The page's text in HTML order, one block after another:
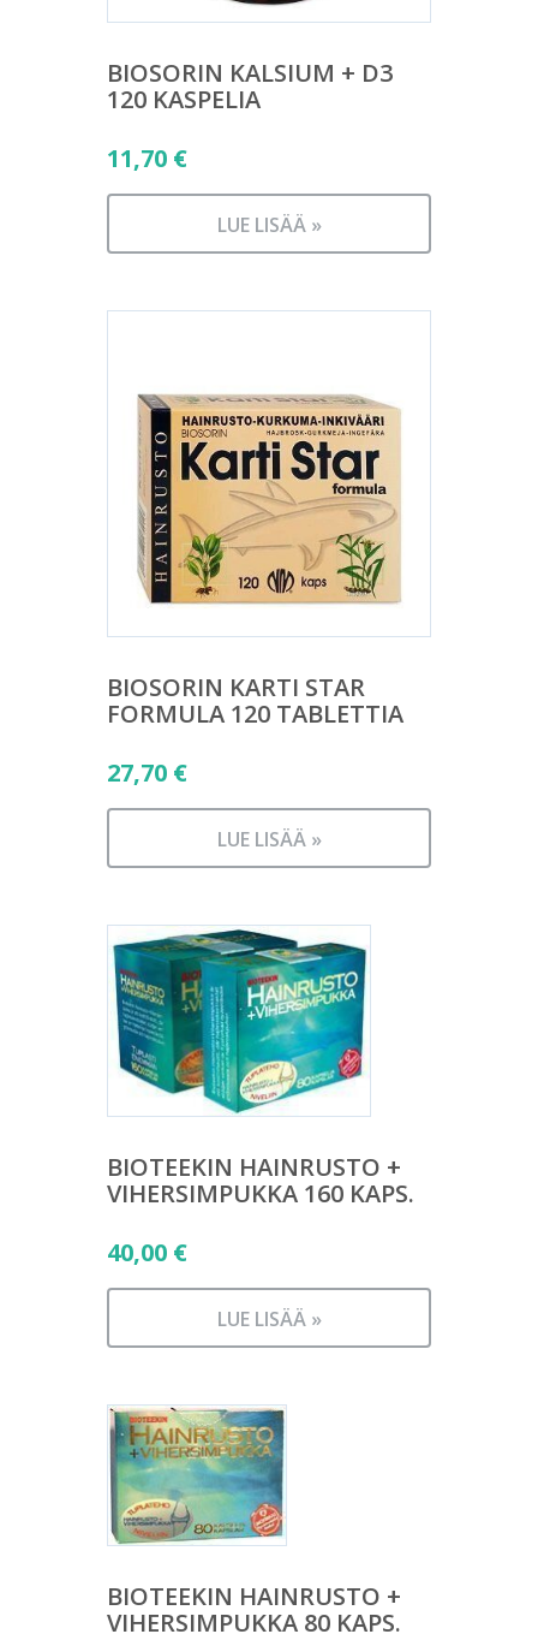
BIOSORIN KALSIUM + D3
120 KASPELIA
11,70 €
LUE LISÄÄ »
BIOSORIN KARTI STAR
FORMULA 120 TABLETTIA
27,70 €
LUE LISÄÄ »
BIOTEEKIN HAINRUSTO +
VIHERSIMPUKKA 160 KAPS.
40,00 €
LUE LISÄÄ »
BIOTEEKIN HAINRUSTO +
VIHERSIMPUKKA 80 KAPS.